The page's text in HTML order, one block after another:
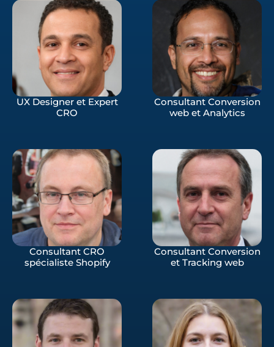
UX Designer et Expert
CRO
Consultant Conversion
web et Analytics
Consultant CRO
spécialiste Shopify
Consultant Conversion
et Tracking web